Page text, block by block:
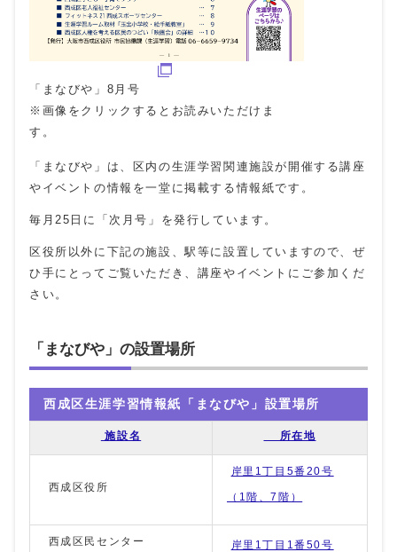
「まなびや」8月号
※画像をクリックするとお読みいただけま
す。
「まなびや」は、区内の生涯学習関連施設が開催する講座
やイベントの情報を一堂に掲載する情報紙です。
毎月25日に「次月号」を発行しています。
区役所以外に下記の施設、駅等に設置していますので、ぜ
ひ手にとってご覧いただき、講座やイベントにご参加くだ
さい。
「まなびや」の設置場所
西成区生涯学習情報紙「まなびや」設置場所
施設名 所在地
西成区役所
岸里1丁目5番20号
（1階、7階）
西成区民センター 岸里1丁目1番50号